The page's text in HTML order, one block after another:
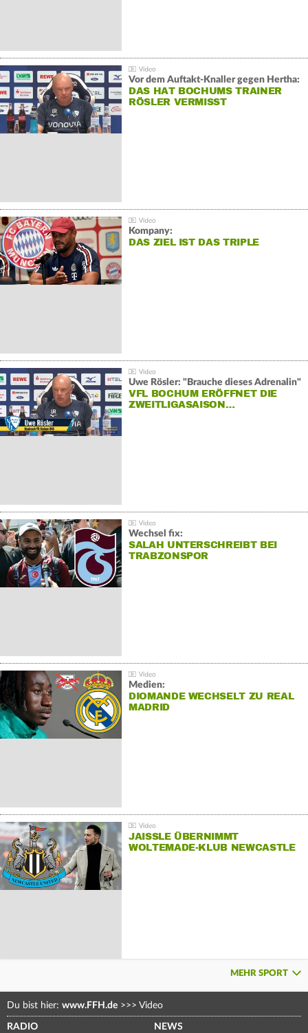
Vor dem Auftakt-Knaller gegen Hertha:
DAS HAT BOCHUMS TRAINER
RÖSLER VERMISST
Kompany:
DAS ZIEL IST DAS TRIPLE
Uwe Rösler: "Brauche dieses Adrenalin"
VFL BOCHUM ERÖFFNET DIE
ZWEITLIGASAISON…
Wechsel fix:
SALAH UNTERSCHREIBT BEI
TRABZONSPOR
Medien:
DIOMANDE WECHSELT ZU REAL
MADRID
JAISSLE ÜBERNIMMT
WOLTEMADE-KLUB NEWCASTLE
MEHR SPORT
Du bist hier: www.FFH.de >>> Video
RADIO NEWS